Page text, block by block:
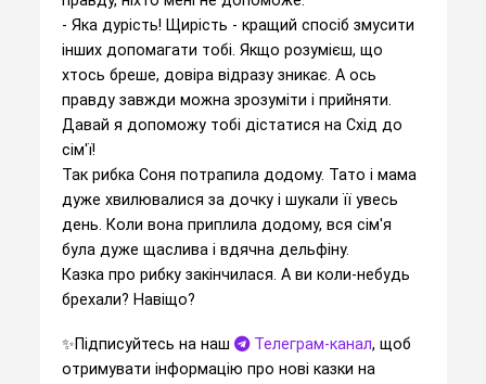
- Яка дурість! Щирість - кращий спосіб змусити
інших допомагати тобі. Якщо розумієш, що
хтось бреше, довіра відразу зникає. А ось
правду завжди можна зрозуміти і прийняти.
Давай я допоможу тобі дістатися на Схід до
сім'ї!
Так рибка Соня потрапила додому. Тато і мама
дуже хвилювалися за дочку і шукали її увесь
день. Коли вона приплила додому, вся сім'я
була дуже щаслива і вдячна дельфіну.
Казка про рибку закінчилася. А ви коли-небудь
брехали? Навіщо?
✨️Підписуйтесь на наш Телеграм-канал, щоб
отримувати інформацію про нові казки на